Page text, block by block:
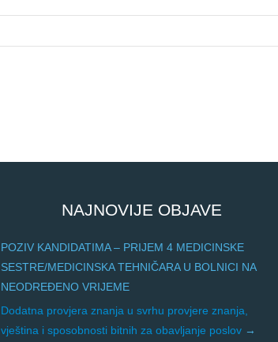
NAJNOVIJE OBJAVE
POZIV KANDIDATIMA – PRIJEM 4 MEDICINSKE
SESTRE/MEDICINSKA TEHNIČARA U BOLNICI NA
NEODREĐENO VRIJEME
Dodatna provjera znanja u svrhu provjere znanja,
vještina i sposobnosti bitnih za obavljanje poslov